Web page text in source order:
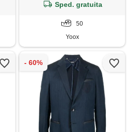
Sped. gratuita
50
Yoox